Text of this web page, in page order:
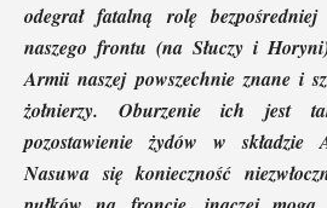
odegrał fatalną rolę bezpośredniej
naszego frontu (na Słuczy i
Armii naszej powszechnie znane i
żołnierzy. Oburzenie ich jest
pozostawienie żydów w składzie
Nasuwa się konieczność